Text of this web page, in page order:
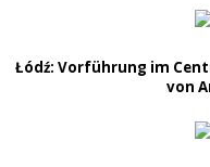
Łódź: Vorführung im
von